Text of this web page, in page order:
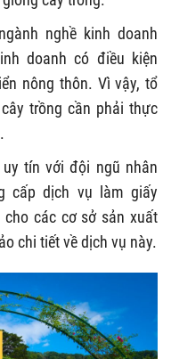
nghề kinh doanh
doanh có điều kiện
nông thôn. Vì vậy, tổ
trồng cần phải thực
tín với đội ngũ nhân
cấp dịch vụ làm giấy
các cơ sở sản xuất
chi tiết về dịch vụ này.